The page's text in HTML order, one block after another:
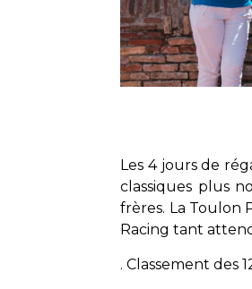
Les 4 jours de
classiques plus
frères. La Toulon
Racing tant
. Classement des